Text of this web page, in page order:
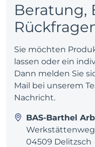
Beratung,
Sie möchten
lassen oder ein
Dann melden Sie
Mail bei unserem
Nachricht.
BAS-Barthel
04509 Delitzsch